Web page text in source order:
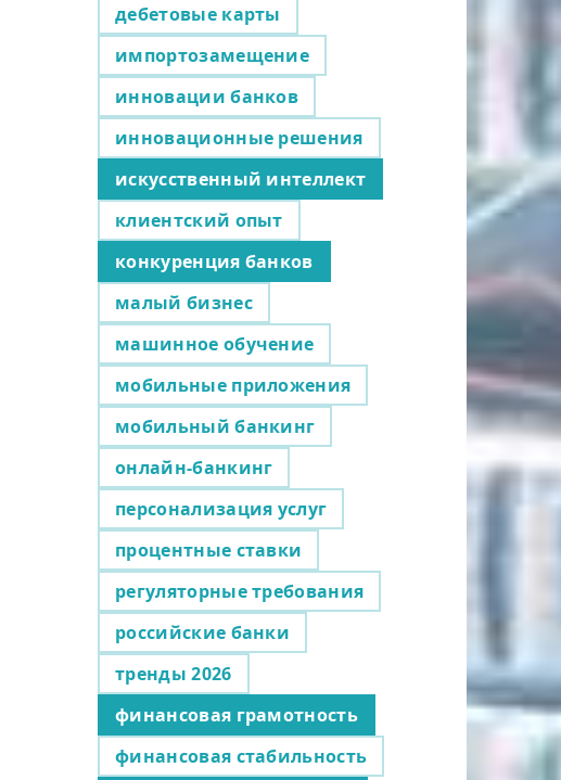
дебетовые карты
импортозамещение
инновации банков
инновационные решения
искусственный интеллект
клиентский опыт
конкуренция банков
малый бизнес
машинное обучение
мобильные приложения
мобильный банкинг
онлайн-банкинг
персонализация услуг
процентные ставки
регуляторные требования
российские банки
тренды 2026
финансовая грамотность
финансовая стабильность